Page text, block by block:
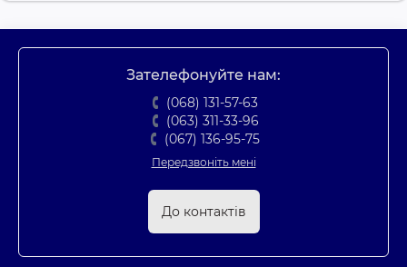
Зателефонуйте нам:
(068) 131-57-63
(063) 311-33-96
(067) 136-95-75
Передзвоніть мені
До контактів